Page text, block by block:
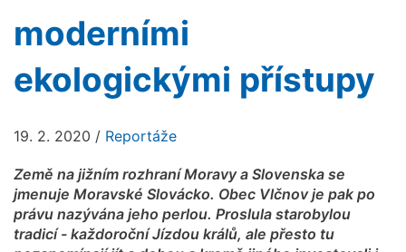
moderními
ekologickými přístupy
19. 2. 2020 / Reportáže
Země na jižním rozhraní Moravy a Slovenska se
jmenuje Moravské Slovácko. Obec Vlčnov je pak po
právu nazývána jeho perlou. Proslula starobylou
tradicí - každoroční Jízdou králů, ale přesto tu